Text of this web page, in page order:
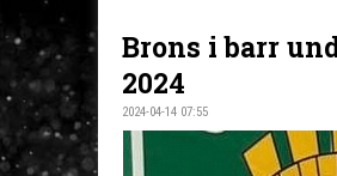
Brons i barr
2024
2024-04-14 07:55